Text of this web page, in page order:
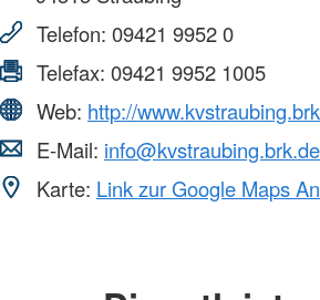
Telefon: 09421 9952 0
Telefax: 09421 9952 1005
Web: http://
E-Mail: info@kvstraubing.brk.de
Karte: Link zur Google Maps